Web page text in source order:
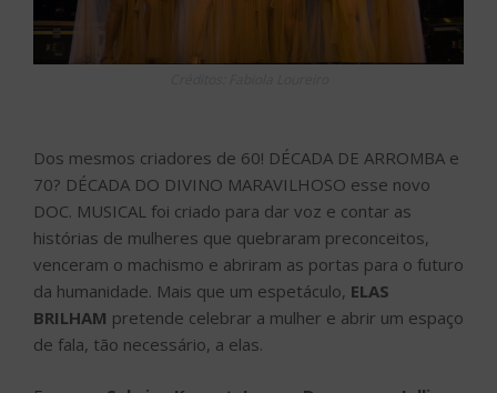
Dos mesmos criadores de 60! DÉCADA DE ARROMBA e
70? DÉCADA DO DIVINO MARAVILHOSO esse novo
DOC. MUSICAL foi criado para dar voz e contar as
histórias de mulheres que quebraram preconceitos,
venceram o machismo e abriram as portas para o futuro
da humanidade. Mais que um espetáculo, ELAS
BRILHAM pretende celebrar a mulher e abrir um espaço
de fala, tão necessário, a elas.